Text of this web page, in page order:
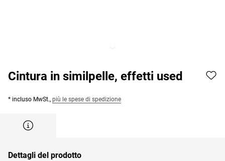
Cintura in similpelle, effetti used
* incluso MwSt., più le spese di spedizione
Dettagli del prodotto